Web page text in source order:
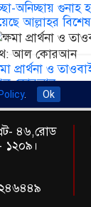
অনিচ্ছায় গুনাহ
আল্লাহর
প্রার্থনা ও
কোরআন
৪৬,রোড
১২০৯।
. Ok